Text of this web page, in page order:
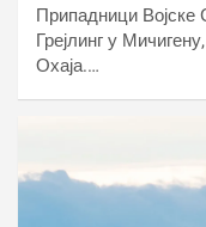
Припадници Војске
Грејлинг у
Охаја.…